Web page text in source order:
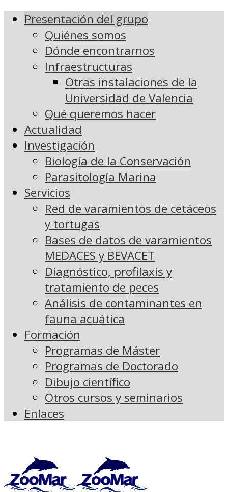
Presentación del grupo
Quiénes somos
Dónde encontrarnos
Infraestructuras
Otras instalaciones de la
Universidad de Valencia
Qué queremos hacer
Actualidad
Investigación
Biología de la Conservación
Parasitología Marina
Servicios
Red de varamientos de cetáceos
y tortugas
Bases de datos de varamientos
MEDACES y BEVACET
Diagnóstico, profilaxis y
tratamiento de peces
Análisis de contaminantes en
fauna acuática
Formación
Programas de Máster
Programas de Doctorado
Dibujo científico
Otros cursos y seminarios
Enlaces